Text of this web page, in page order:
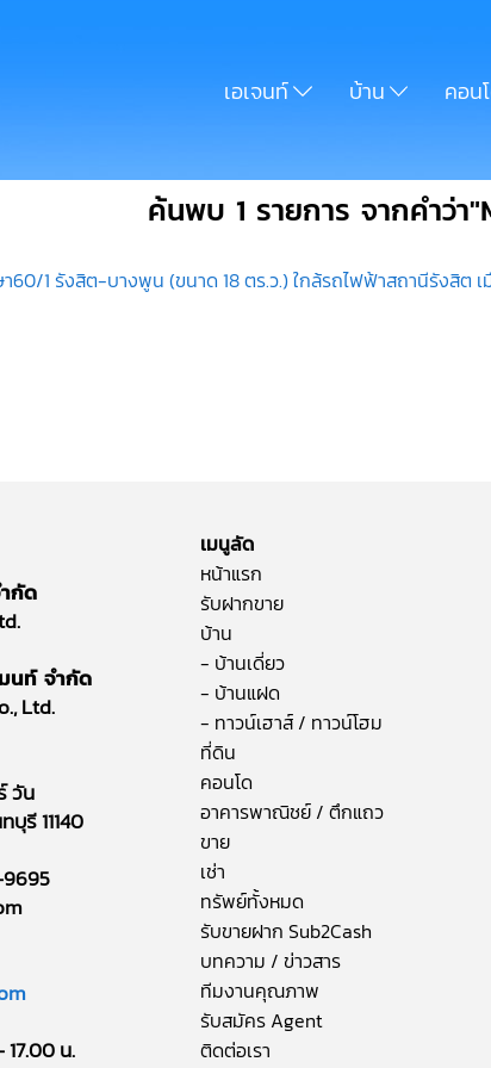
เอเจนท์ บ้าน คอน
ค้นพบ 1 รายการ จากคำว่า
60/1 รังสิต-บางพูน (ขนาด 18 ตร.ว.) ใกล้รถไฟฟ้าสถานีรังสิต
กัด
นท์ จำกัด
Ltd.
วัน
รี 11140
น.
เมนูลัด
หน้าแรก
รับฝากขาย
บ้าน
- บ้านเดี่ยว
- บ้านแฝด
- ทาวน์เฮาส์ / ทาวน์โฮม
ที่ดิน
คอนโด
อาคารพาณิชย์ / ตึกแถว
ขาย
เช่า
ทรัพย์ทั้งหมด
รับขายฝาก Sub2Cash
บทความ / ข่าวสาร
ทีมงานคุณภาพ
รับสมัคร Agent
ติดต่อเรา